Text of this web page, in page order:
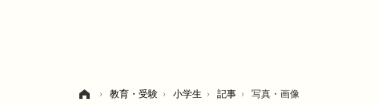
› 教育・受験 › 小学生 › 記事 › 写真・画像